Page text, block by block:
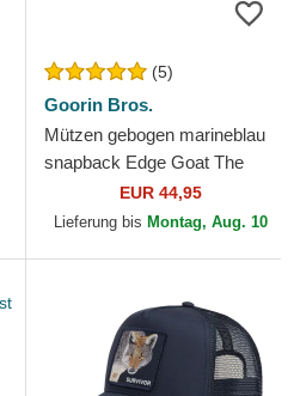
(5)
Goorin Bros.
Mützen gebogen marineblau
snapback Edge Goat The
Farm Goorin Bros.
EUR 44,95
Lieferung bis Montag, Aug. 10